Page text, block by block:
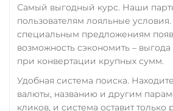
TON
NEAR
Tether Gold (XAUt)
Tezos (XTZ)
THETA
Tornado Cash (TORN)
УкрСиббанк UAH
Фридом Банк KZT
Центр Кредит KZT
Элкарт KGS
Самый выгодный курс. Наши
пользователям лояльные
специальным предложениям
возможность сэкономить –
при конвертации крупных сумм.
Удобная система поиска.
валюты, названию и другим
кликов, и система оставит только